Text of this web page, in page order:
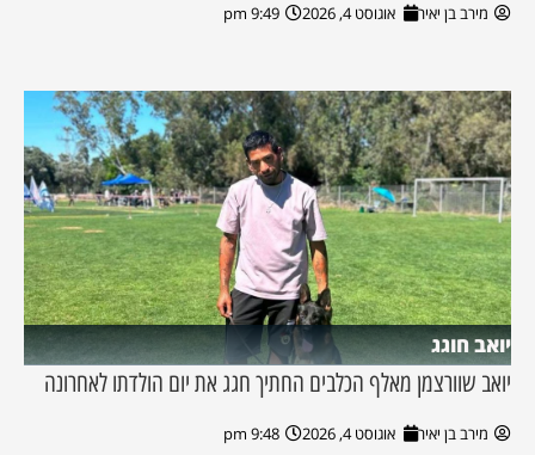
מירב בן יאיר אוגוסט 4, 2026 9:49 pm
יואב חוגג
יואב שוורצמן מאלף הכלבים החתיך חגג את יום הולדתו לאחרונה
מירב בן יאיר אוגוסט 4, 2026 9:48 pm